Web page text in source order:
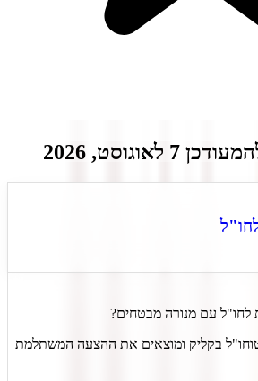
מעודכן 7 לאוגוסט,
2026
לחו"ל עם מנורה מבטחים?
בקליק ומוצאים את ההצעה המשתלמת